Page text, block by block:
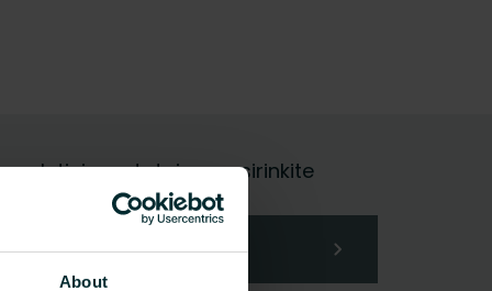
About
galutinis vartotojas, pasirinkite